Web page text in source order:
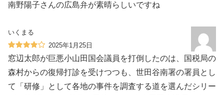
南野陽子さんの広島弁が素晴らしいですね
いくまる
2025年1月25日
窓辺太郎が巨悪小山田国会議員を打倒したのは、国税局の
森村からの復帰打診を受けつつも、世田谷南署の署員とし
て「研修」として各地の事件を調査する道を選んだシリー